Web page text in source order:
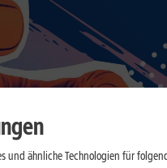
und ähnliche Technologien für